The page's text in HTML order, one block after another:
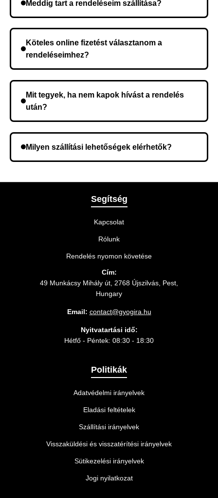
Meddig tart a rendeléseim szállítása?
kerül, és ez az időtartam függ a szállítási címtől.
Köteles online fizetést választanom a
rendeléseimhez?
Mit tegyek, ha nem kapok hívást a rendelés
után?
meg a rendelést.
Milyen szállítási lehetőségek elérhetők?
legmegfelelőbb szállítási módot.
Segítség
Kapcsolat
Rólunk
Rendelés nyomon követése
Cím:
49 Munkácsy Mihály út, 2768 Újszilvás, Pest,
Hungary
Email: contact@gyogira.hu
Nyitvatartási idő:
Hétfő - Péntek: 08:30 - 18:30
Politikák
Adatvédelmi irányelvek
Eladási feltételek
Szállítási irányelvek
Visszaküldési és visszatérítési irányelvek
Sütikezelési irányelvek
Jogi nyilatkozat